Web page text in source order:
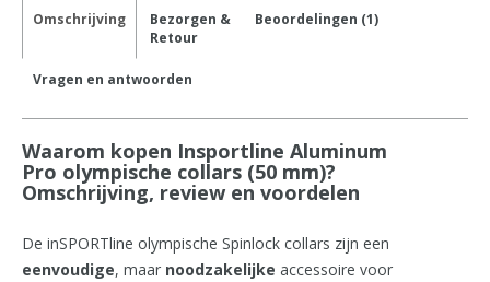
Omschrijving
Bezorgen &
Retour
Beoordelingen (1)
Vragen en antwoorden
Waarom kopen Insportline Aluminum
Pro olympische collars (50 mm)?
Omschrijving, review en voordelen
De inSPORTline olympische Spinlock collars zijn een
eenvoudige, maar noodzakelijke accessoire voor